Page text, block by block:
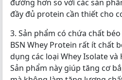
đường hơn so với các sản
đầy đủ protein cần thiết cho
3. Sản phẩm có chứa chất
BSN Whey Protein rất ít chất
dụng các loại Whey Isolate
Sản phẩm này giúp tăng cơ